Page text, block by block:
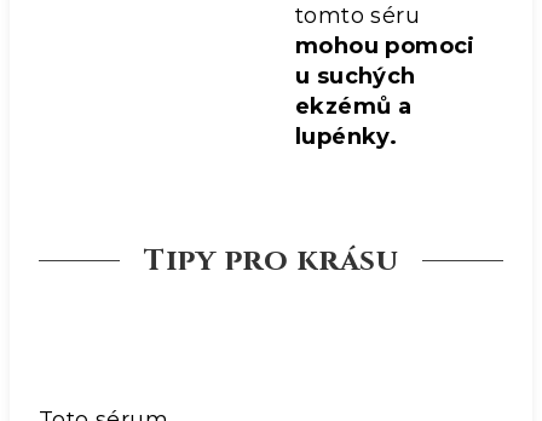
tomto séru
mohou pomoci
u suchých
ekzémů a
lupénky.
Tipy pro krásu